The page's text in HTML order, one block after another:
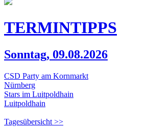
TERMINTIPPS
Sonntag, 09.08.2026
CSD Party am Kornmarkt
Nürnberg
Stars im Luitpoldhain
Luitpoldhain
Tagesübersicht >>